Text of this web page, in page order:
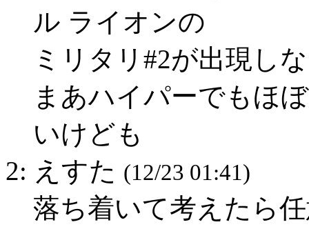
ル ライオンの
ミリタリ#2が出現し
まあハイパーでもほ
いけども
2: えすた (12/23 01:41)
落ち着いて考えたら